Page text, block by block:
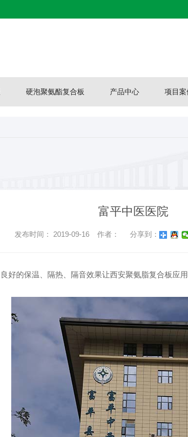
硬泡聚氨酯复合板 产品中心 项目案
富平中医医院
发布时间： 2019-09-16 作者： 分享到：
良好的保温、隔热、隔音效果让西安聚氨脂复合板应